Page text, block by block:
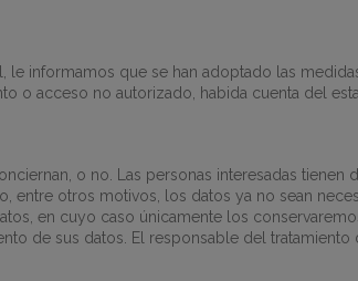
informamos que se han adoptado las
o acceso no autorizado, habida cuenta del
o no. Las personas interesadas tienen
entre otros motivos, los datos ya no sean
en cuyo caso únicamente los
de sus datos. El responsable del tratamiento